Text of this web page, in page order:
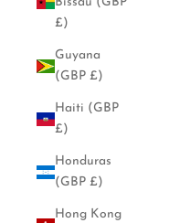
£)
Guyana
(GBP £)
Haiti (GBP
£)
Honduras
(GBP £)
Hong Kong